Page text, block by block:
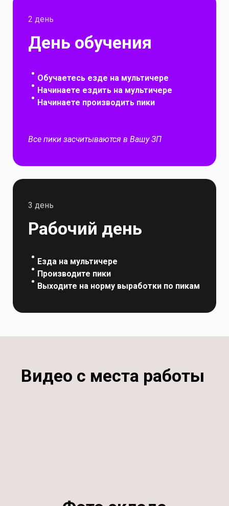
2 день
День обучения
Обучаетесь езде на мультичере
Начинаете ездить на мультичере
Начинаете производить пики
Все пики засчитываются в Вашу ЗП
3 день
Рабочий день
Езда на мультичере
Производите пики
Выходите на норму выработки по пикам
Видео с места работы